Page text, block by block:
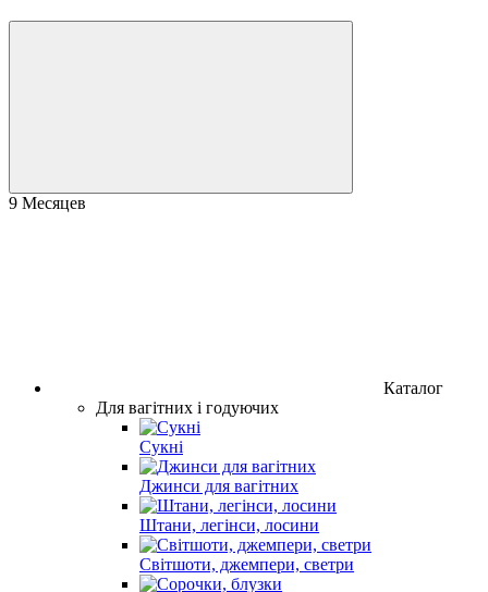
9 Месяцев
Каталог
Для вагітних і годуючих
Сукні
Джинси для вагітних
Штани, легінси, лосини
Світшоти, джемпери, светри